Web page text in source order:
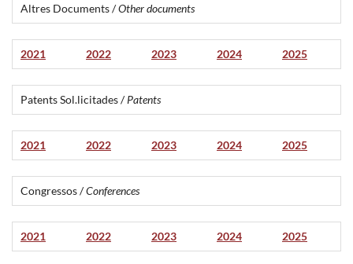
Altres Documents /Other documents
2021 2022 2023 2024 2025
Patents Sol.licitades /Patents
2021 2022 2023 2024 2025
Congressos /Conferences
2021 2022 2023 2024 2025